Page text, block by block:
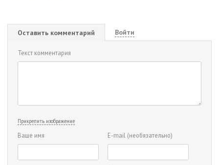
Оставить комментарий Войти
Текст комментария
Прикрепить изображение
Ваше имя E-mail (необязательно)